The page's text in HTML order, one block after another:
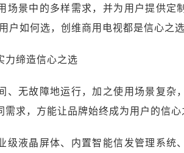
场景中的多样需求，并为用户提供定
户如何选，创维商用电视都是信心之选
力缔造信心之选
、无故障地运行，加之使用场景复杂
求，方能让品牌始终成为用户的信心
级液晶屏体、内置智能信发管理系统